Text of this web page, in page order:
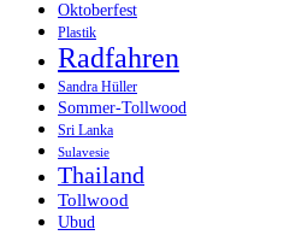
Oktoberfest
Plastik
Radfahren
Sandra Hüller
Sommer-Tollwood
Sri Lanka
Sulavesie
Thailand
Tollwood
Ubud